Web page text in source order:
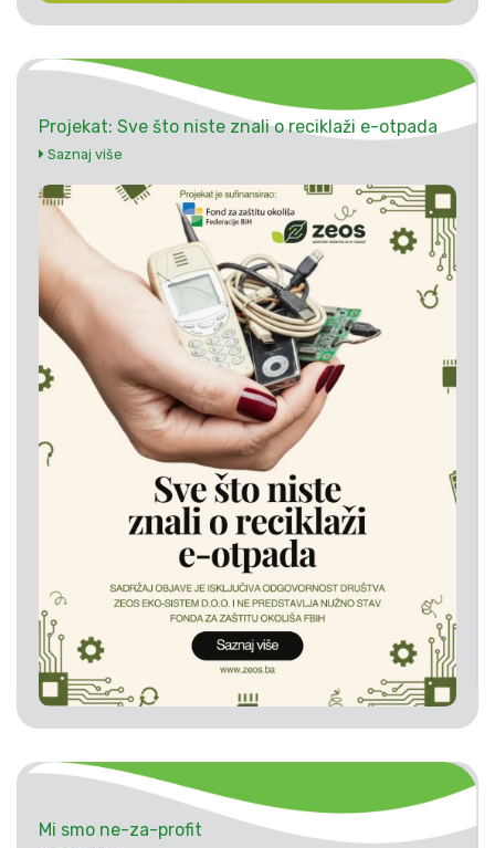
Projekat: Sve što niste znali o reciklaži e-otpada
Saznaj više
Mi smo ne-za-profit